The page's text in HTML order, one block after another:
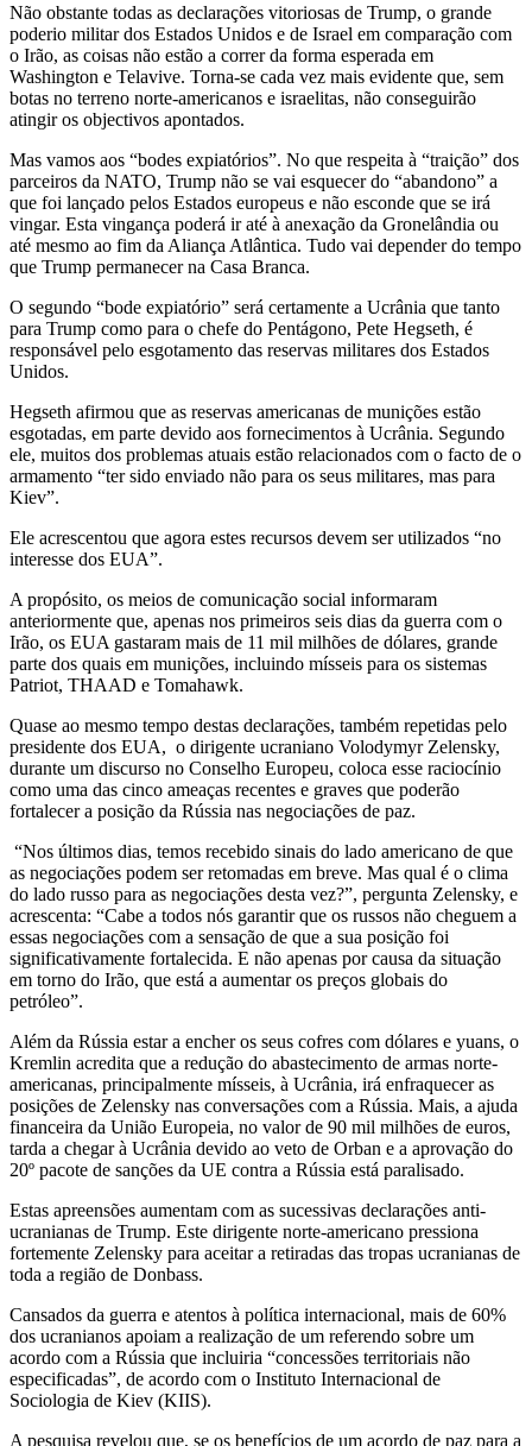
Não obstante todas as declarações vitoriosas de Trump, o grande
poderio militar dos Estados Unidos e de Israel em comparação com
o Irão, as coisas não estão a correr da forma esperada em
Washington e Telavive. Torna-se cada vez mais evidente que, sem
botas no terreno norte-americanos e israelitas, não conseguirão
atingir os objectivos apontados.
Mas vamos aos “bodes expiatórios”. No que respeita à “traição” dos
parceiros da NATO, Trump não se vai esquecer do “abandono” a
que foi lançado pelos Estados europeus e não esconde que se irá
vingar. Esta vingança poderá ir até à anexação da Gronelândia ou
até mesmo ao fim da Aliança Atlântica. Tudo vai depender do tempo
que Trump permanecer na Casa Branca.
O segundo “bode expiatório” será certamente a Ucrânia que tanto
para Trump como para o chefe do Pentágono, Pete Hegseth, é
responsável pelo esgotamento das reservas militares dos Estados
Unidos.
Hegseth afirmou que as reservas americanas de munições estão
esgotadas, em parte devido aos fornecimentos à Ucrânia. Segundo
ele, muitos dos problemas atuais estão relacionados com o facto de o
armamento “ter sido enviado não para os seus militares, mas para
Kiev”.
Ele acrescentou que agora estes recursos devem ser utilizados “no
interesse dos EUA”.
A propósito, os meios de comunicação social informaram
anteriormente que, apenas nos primeiros seis dias da guerra com o
Irão, os EUA gastaram mais de 11 mil milhões de dólares, grande
parte dos quais em munições, incluindo mísseis para os sistemas
Patriot, THAAD e Tomahawk.
Quase ao mesmo tempo destas declarações, também repetidas pelo
presidente dos EUA, o dirigente ucraniano Volodymyr Zelensky,
durante um discurso no Conselho Europeu, coloca esse raciocínio
como uma das cinco ameaças recentes e graves que poderão
fortalecer a posição da Rússia nas negociações de paz.
“Nos últimos dias, temos recebido sinais do lado americano de que
as negociações podem ser retomadas em breve. Mas qual é o clima
do lado russo para as negociações desta vez?”, pergunta Zelensky, e
acrescenta: “Cabe a todos nós garantir que os russos não cheguem a
essas negociações com a sensação de que a sua posição foi
significativamente fortalecida. E não apenas por causa da situação
em torno do Irão, que está a aumentar os preços globais do
petróleo”.
Além da Rússia estar a encher os seus cofres com dólares e yuans, o
Kremlin acredita que a redução do abastecimento de armas norte-
americanas, principalmente mísseis, à Ucrânia, irá enfraquecer as
posições de Zelensky nas conversações com a Rússia. Mais, a ajuda
financeira da União Europeia, no valor de 90 mil milhões de euros,
tarda a chegar à Ucrânia devido ao veto de Orban e a aprovação do
20º pacote de sanções da UE contra a Rússia está paralisado.
Estas apreensões aumentam com as sucessivas declarações anti-
ucranianas de Trump. Este dirigente norte-americano pressiona
fortemente Zelensky para aceitar a retiradas das tropas ucranianas de
toda a região de Donbass.
Cansados da guerra e atentos à política internacional, mais de 60%
dos ucranianos apoiam a realização de um referendo sobre um
acordo com a Rússia que incluiria “concessões territoriais não
especificadas”, de acordo com o Instituto Internacional de
Sociologia de Kiev (KIIS).
A pesquisa revelou que, se os benefícios de um acordo de paz para a